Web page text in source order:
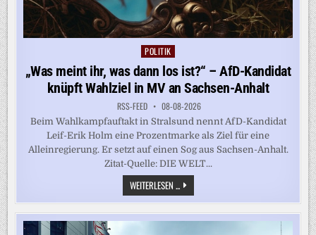
Posted
POLITIK
„Was meint ihr, was dann los ist?“ – AfD-Kandidat
knüpft Wahlziel in MV an Sachsen-Anhalt
RSS-FEED 08-08-2026
Beim Wahlkampfauftakt in Stralsund nennt AfD-Kandidat
Leif-Erik Holm eine Prozentmarke als Ziel für eine
Alleinregierung. Er setzt auf einen Sog aus Sachsen-Anhalt.
Zitat-Quelle: DIE WELT...
WEITERLESEN ... „WAS
MEINT
IHR,
WAS
DANN